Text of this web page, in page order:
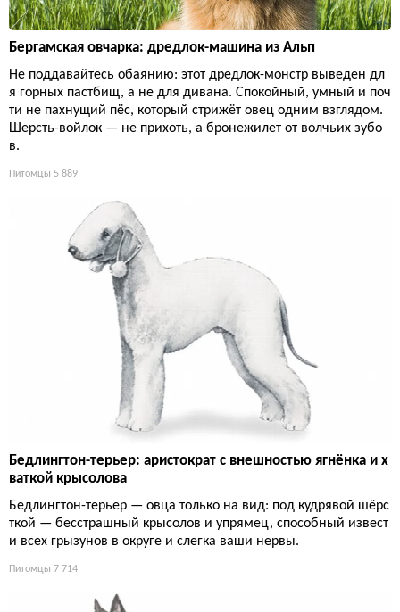
Бергамская овчарка: дредлок-машина из Альп
Не поддавайтесь обаянию: этот дредлок-монстр выведен дл
я горных пастбищ, а не для дивана. Спокойный, умный и поч
ти не пахнущий пёс, который стрижёт овец одним взглядом.
Шерсть-войлок — не прихоть, а бронежилет от волчьих зубо
в.
Питомцы 5 889
Бедлингтон-терьер: аристократ с внешностью ягнёнка и х
ваткой крысолова
Бедлингтон-терьер — овца только на вид: под кудрявой шёрс
ткой — бесстрашный крысолов и упрямец, способный извест
и всех грызунов в округе и слегка ваши нервы.
Питомцы 7 714